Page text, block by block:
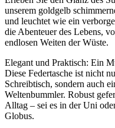
unserem goldgelb
und leuchtet wie ein
die Abenteuer des Lebens,
endlosen Weiten der Wüste.
Elegant und Praktisch: Ein
Diese Federtasche ist nicht
Schreibtisch, sondern auch
Weltenbummler. Robust
Alltag – sei es in der Uni
Globus.